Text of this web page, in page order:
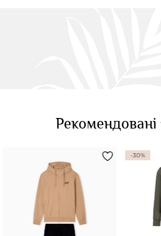
Рекомендовані
-30%